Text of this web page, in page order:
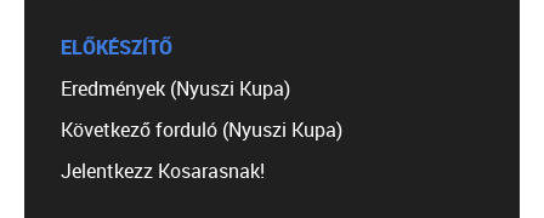
ELŐKÉSZÍTŐ
Eredmények (Nyuszi Kupa)
Következő forduló (Nyuszi Kupa)
Jelentkezz Kosarasnak!